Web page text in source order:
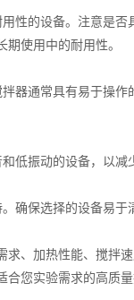
的设备。注意是否
使用中的耐用性。
通常具有易于操作
振动的设备，以减
保选择的设备易于
、加热性能、搅拌
您实验需求的高质量